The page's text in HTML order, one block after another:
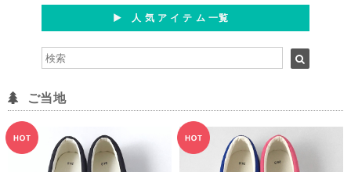
▶︎ 人 気 ア イ テ ム 一覧
ご当地